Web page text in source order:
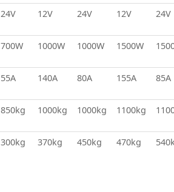
24V 12V 24V 12V 24V
700W 1000W 1000W 1500W
55A 140A 80A 155A 85A
850kg 1000kg 1000kg 1100kg
300kg 370kg 450kg 470kg